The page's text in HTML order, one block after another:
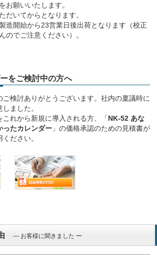
お願いいたします。
だいてからとなります。
造開始から23営業日後出荷となります（校正
のでご注意ください）。
をご検討中の方へ
ご検討ありがとうございます。社内の稟議時に
ました。
れから新規に導入される方、「NK-52 あな
ったカレンダー 」の価格承認のための見積書が
ださい。
― お客様に聞きました ー